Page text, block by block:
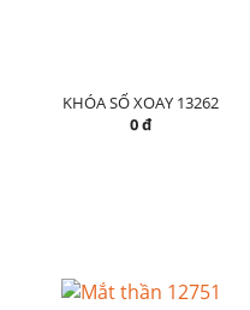
KHÓA SỐ XOAY 13262
0 đ